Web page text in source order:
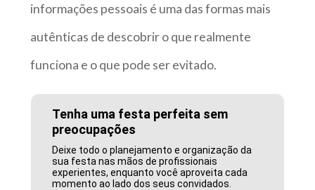
informações pessoais é uma das formas mais
autênticas de descobrir o que realmente
funciona e o que pode ser evitado.
Tenha uma festa perfeita sem
preocupações
Deixe todo o planejamento e organização da
sua festa nas mãos de profissionais
experientes, enquanto você aproveita cada
momento ao lado dos seus convidados.